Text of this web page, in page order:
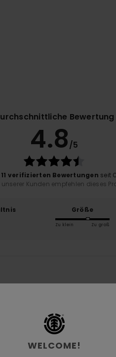
Bewertung
4.8/5
11 verifizierten Bewertungen seit
unserer Kunden empfehlen dieses
Größe
Zu klein Zu groß
WELCOME!